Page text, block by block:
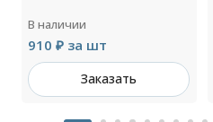
В наличии
910 ₽ за шт
Заказать